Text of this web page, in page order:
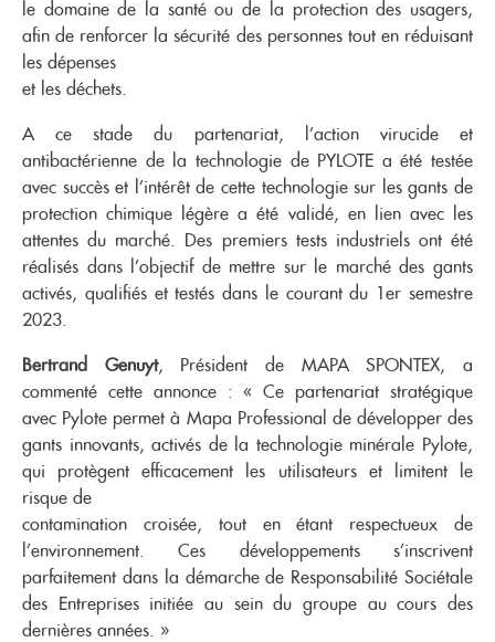
le domaine de la santé ou de la protection des usagers,
afin de renforcer la sécurité des personnes tout en réduisant
les dépenses
et les déchets.
A ce stade du partenariat, l’action virucide et
antibactérienne de la technologie de PYLOTE a été testée
avec succès et l’intérêt de cette technologie sur les gants de
protection chimique légère a été validé, en lien avec les
attentes du marché. Des premiers tests industriels ont été
réalisés dans l’objectif de mettre sur le marché des gants
activés, qualifiés et testés dans le courant du 1er semestre
2023.
Bertrand Genuyt, Président de MAPA SPONTEX, a
commenté cette annonce : « Ce partenariat stratégique
avec Pylote permet à Mapa Professional de développer des
gants innovants, activés de la technologie minérale Pylote,
qui protègent efficacement les utilisateurs et limitent le
risque de
contamination croisée, tout en étant respectueux de
l’environnement. Ces développements s’inscrivent
parfaitement dans la démarche de Responsabilité Sociétale
des Entreprises initiée au sein du groupe au cours des
dernières années. »